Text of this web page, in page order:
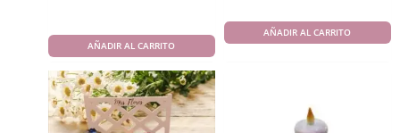
AÑADIR AL CARRITO
AÑADIR AL CARRITO